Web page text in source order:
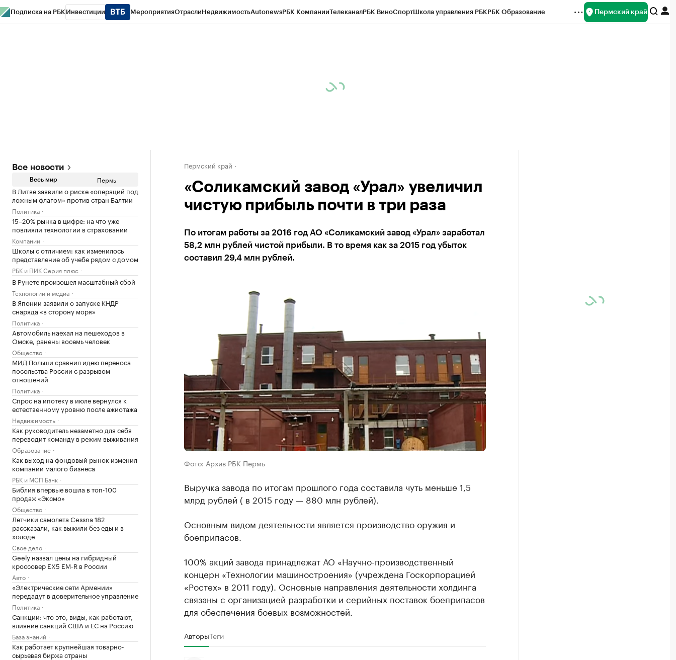
Подписка на РБК Инвестиции МероприятияОтраслиНедвижимостьAutonewsРБК КомпанииТелеканалРБК ВиноСпортШкола управления РБКРБК Образование Пермский край
Все новости
Весь мир Пермь
В Литве заявили о риске «операций под
ложным флагом» против стран Балтии
Политика
15–20% рынка в цифре: на что уже
повлияли технологии в страховании
Компании
Школы с отличием: как изменилось
представление об учебе рядом с домом
РБК и ПИК Серия плюс
В Рунете произошел масштабный сбой
Технологии и медиа
В Японии заявили о запуске КНДР
снаряда «в сторону моря»
Политика
Автомобиль наехал на пешеходов в
Омске, ранены восемь человек
Общество
МИД Польши сравнил идею переноса
посольства России с разрывом
отношений
Политика
Спрос на ипотеку в июле вернулся к
естественному уровню после ажиотажа
Недвижимость
Как руководитель незаметно для себя
переводит команду в режим выживания
Образование
Как выход на фондовый рынок изменил
компании малого бизнеса
РБК и МСП Банк
Библия впервые вошла в топ-100
продаж «Эксмо»
Общество
Летчики самолета Cessna 182
рассказали, как выжили без еды и в
холоде
Свое дело
Geely назвал цены на гибридный
кроссовер EX5 EM-R в России
Авто
«Электрические сети Армении»
передадут в доверительное управление
Политика
Санкции: что это, виды, как работают,
влияние санкций США и ЕС на Россию
База знаний
Как работает крупнейшая товарно-
сырьевая биржа страны
Пермский край
«Соликамский завод «Урал» увеличил
чистую прибыль почти в три раза
По итогам работы за 2016 год АО «Соликамский завод «Урал» заработал
58,2 млн рублей чистой прибыли. В то время как за 2015 год убыток
составил 29,4 млн рублей.
Фото: Архив РБК Пермь
Выручка завода по итогам прошлого года составила чуть меньше 1,5
млрд рублей ( в 2015 году — 880 млн рублей).
Основным видом деятельности является производство оружия и
боеприпасов.
100% акций завода принадлежат АО «Научно-производственный
концерн «Технологии машиностроения» (учреждена Госкорпорацией
«Ростех» в 2011 году). Основные направления деятельности холдинга
связаны с организацией разработки и серийных поставок боеприпасов
для обеспечения боевых возможностей.
АвторыТеги